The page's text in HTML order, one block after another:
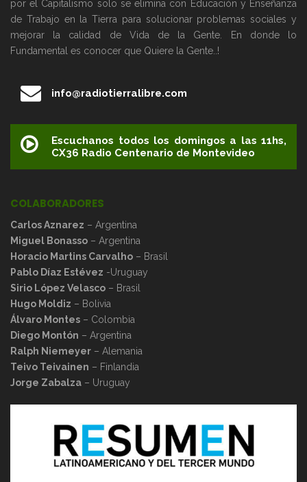
por el Capitalismo solo se elimina con Educación y Enseñanza
de Trabajo en la Tierra para solucionar problemas sociales y
mejorar la calidad de Vida de la Gente. En donde lo
Fundamental es conocer que Quiere la Gente..!
info@radiotierralibre.com
Escuchanos todos los domingos a las 11hs,
CX36 Radio Centenario de Montevideo
COLABORADORES
Carlos Aznarez – Argentina
Miguel Bonasso – Argentina
Horacio Martins Carvalho – Brasil
Pablo Díaz Estévez -Uruguay
Sirio López Velasco – Brasil
Hugo Moldiz – Bolivia
Álvaro Montes – Colombia
Diego Montón – Argentina
Ralph Niemeyer – Alemania
Teivo Teivainen – Finlandia
Jorge Zabalza – Uruguay